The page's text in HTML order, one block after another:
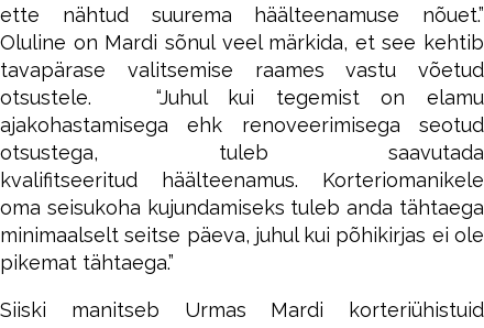
ette nähtud suurema häälteenamuse nõuet.”
Oluline on Mardi sõnul veel märkida, et see kehtib
tavapärase valitsemise raames vastu võetud
otsustele. “Juhul kui tegemist on elamu
ajakohastamisega ehk renoveerimisega seotud
otsustega, tuleb saavutada
kvalifitseeritud häälteenamus. Korteriomanikele
oma seisukoha kujundamiseks tuleb anda tähtaega
minimaalselt seitse päeva, juhul kui põhikirjas ei ole
pikemat tähtaega.”
Siiski manitseb Urmas Mardi korteriühistuid